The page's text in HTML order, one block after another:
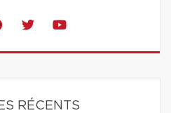
RÉCENTS